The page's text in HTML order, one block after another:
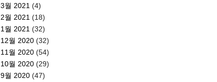
3월 2021 (4)
2월 2021 (18)
1월 2021 (32)
12월 2020 (32)
11월 2020 (54)
10월 2020 (29)
9월 2020 (47)